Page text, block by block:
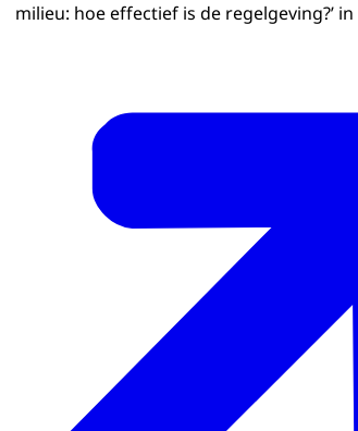
milieu: hoe effectief is de regelgeving?’